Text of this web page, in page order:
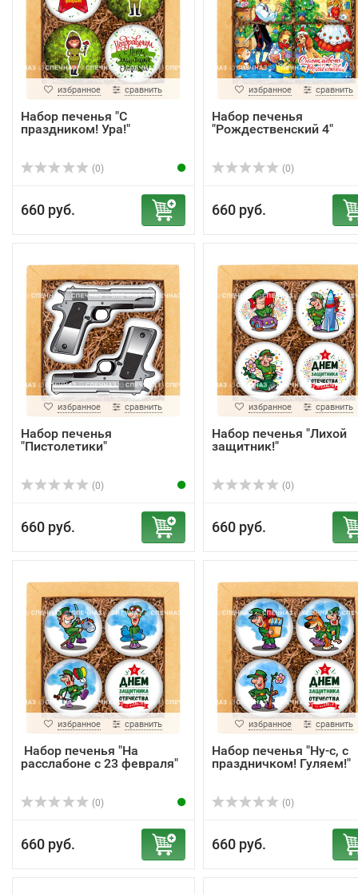
избранное сравнить
Набор печенья "С
праздником! Ура!"
(0)
660 руб.
избранное сравнить
Набор печенья
"Рождественский 4"
(0)
660 руб.
избранное сравнить
Набор печенья
"Пистолетики"
(0)
660 руб.
избранное сравнить
Набор печенья "Лихой
защитник!"
(0)
660 руб.
избранное сравнить
Набор печенья "На
расслабоне с 23 февраля"
(0)
660 руб.
избранное сравнить
Набор печенья "Ну-с, с
праздничком! Гуляем!"
(0)
660 руб.